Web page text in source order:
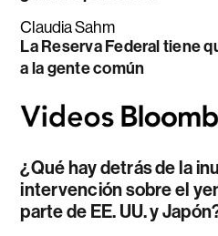
Claudia Sahm
La Reserva Federal tiene
a la gente común
¿Qué hay detrás de la
intervención sobre el
parte de EE. UU. y